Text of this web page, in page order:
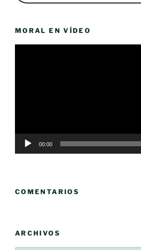
MORAL EN VÍDEO
00:00
COMENTARIOS
ARCHIVOS